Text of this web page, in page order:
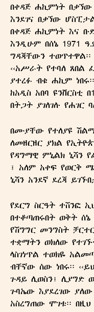
በቀዳጅ ሐኪምነት
እንደገና በቃኘው
በቀዳጅ ሐኪምነት እና
እንዲሁም በሰኔ 1971
ግዳጃቸውን
‹‹አሥራት የተባለ ጸበል
ያተረፉ ብቁ ሐኪም
ከአዲስ አበባ ዩንቨርስቲ
በትጋት ያገለገሉ የሐገር
በሙያቸው የተለያዩ
ለመዘርዘር ያክል
የዳግማዊ ምኒልክ ኒሻን
፤ አለም አቀፍ የወርቅ
ኒሻን አንደኛ ደረጃ
የደርግ ስርዓት ተሸንፎ
በተቆጣጠሩበት ወቅት ሰኔ
የሽግግር መንግስት
ተቋማትን ወክለው
ላስገነጥል ተወክዬ
ብቸኛው ሰው ነበሩ፡፡
ጉዳይ ሊወስን፤ ሊያግድ
ጉባኤው እያደረገው
አስረግጠው ሞገቱ፡፡